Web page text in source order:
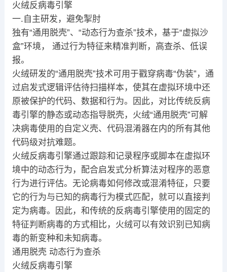
火绒反病毒引擎
一.自主研发，避免掣肘
独有“通用脱壳”、“动态行为查杀”技术，基于“虚拟沙
盒”环境， 通过行为特征来精准判断，高查杀、低误
报。
火绒研发的“通用脱壳”技术可用于戳穿病毒“伪装”，通
过启发式逻辑评估待扫描样本，使其在虚拟环境中还
原被保护的代码、数据和行为。因此，对比传统反病
毒引擎的静态或动态指导脱壳，火绒“通用脱壳”可解
决病毒使用的自定义壳、代码混淆器在内的所有其他
代码级对抗难题。
火绒反病毒引擎通过跟踪和记录程序或脚本在虚拟环
境中的动态行为，配合启发式分析算法对程序的恶意
行为进行评估。无论病毒如何修改或混淆特征，只要
它的行为与已知的病毒行为模式匹配，就可以直接判
定为病毒。因此，和传统的反病毒引擎使用的固定的
特征判断病毒的方式相比，火绒可以有效识别已知病
毒的新变种和未知病毒。
通用脱壳 动态行为查杀
火绒反病毒引擎